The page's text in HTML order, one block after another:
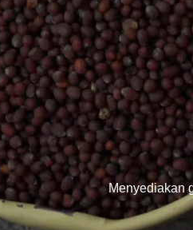
Menyediakan